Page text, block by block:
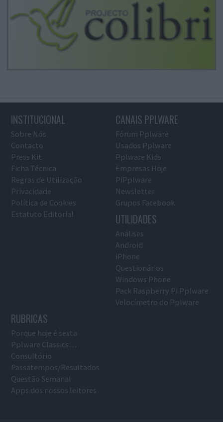
INSTITUCIONAL
Sobre Nós
Contacto
Press Kit
Ficha Técnica
Regras de Utilização
Privacidade
Política de Cookies
Estatuto Editorial
CANAIS PPLWARE
Fórum Pplware
Usados Pplware
Pplware Kids
Empresas Hoje
PiPplware
Newsletter
Grupos Facebook
UTILIDADES
Análises
Android
iPhone
Questionários
Windows Phone
Pack Raspberry Pi Pplware
Velocímetro do Pplware
RUBRICAS
Porque hoje é sexta
Pplware Classics…
Consultório
Passatempos/Resultados
Questão Semanal
Apps dos nossos leitores